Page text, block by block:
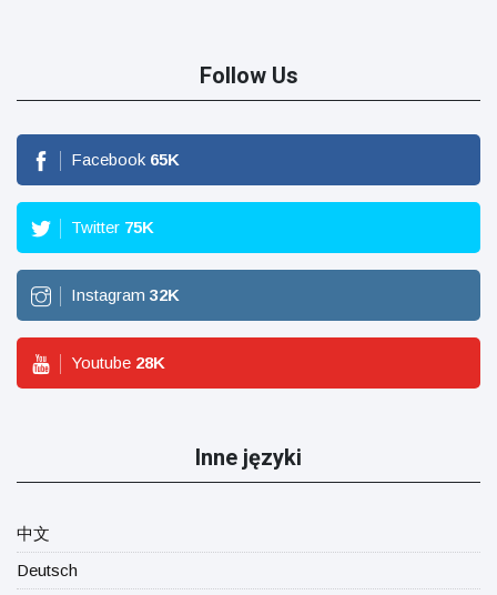
Follow Us
Facebook 65K
Twitter 75K
Instagram 32K
Youtube 28K
Inne języki
中文
Deutsch